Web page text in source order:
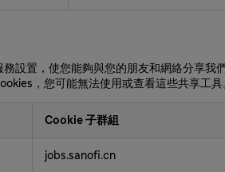
設置，使您能夠與您的朋友和網絡分享
，您可能無法使用或查看這些共享工
Cookie 子群組
jobs.sanofi.cn